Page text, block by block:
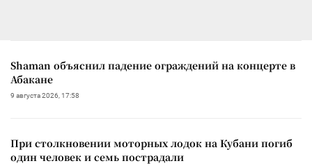
Shaman объяснил падение ограждений на концерте в
Абакане
9 августа 2026, 17:58
При столкновении моторных лодок на Кубани погиб
один человек и семь пострадали